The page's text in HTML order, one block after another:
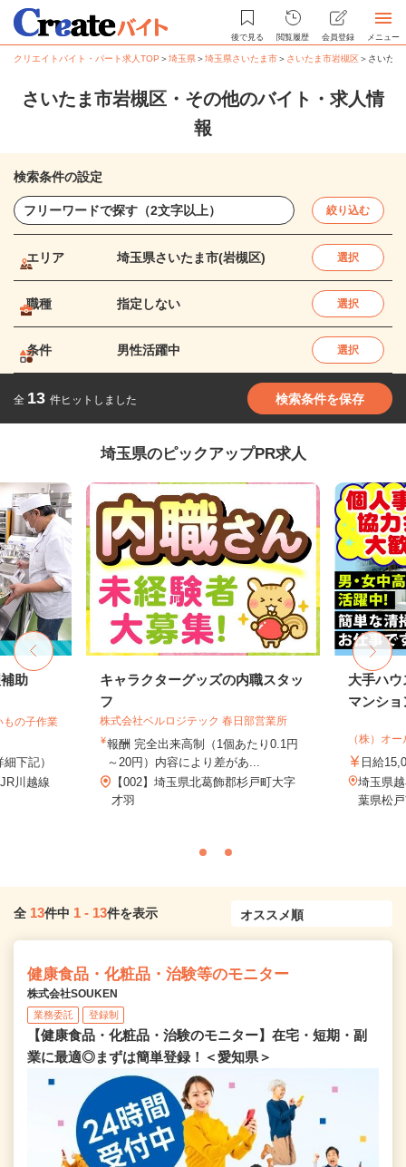
後で見る 閲覧履歴 会員登録 メニュー
クリエイトバイト・パート求人TOP ＞埼玉県＞埼玉県さいたま市＞ さいたま市岩槻区＞ さいた
さいたま市岩槻区・その他のバイト・求人情
報
検索条件の設定
絞り込む
エリア 埼玉県さいたま市(岩槻区) 選択
職種 指定しない 選択
条件 男性活躍中 選択
全 13 件ヒットしました 検索条件を保存
埼玉県のピックアップPR求人
助
の子作業
下記）
川越線
キャラクターグッズの内職スタッ
フ
株式会社ベルロジテック 春日部営業所
報酬 完全出来高制（1個あたり0.1円
～20円）内容により差があ...
【002】埼玉県北葛飾郡杉戸町大字
才羽
大手ハ
マンシ
（株）オ
日給
埼玉県
葉県松
全 13件中 1 - 13件を表示
健康食品・化粧品・治験等のモニター
株式会社SOUKEN
業務委託 登録制
【健康食品・化粧品・治験のモニター】在宅・短期・副
業に最適◎まずは簡単登録！＜愛知県＞